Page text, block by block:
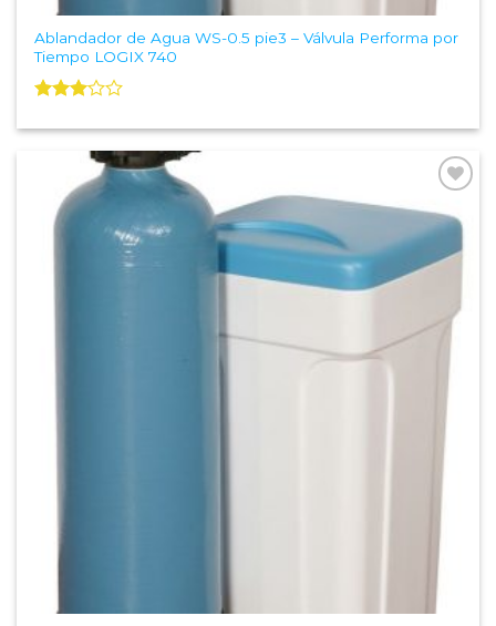
Ablandador de Agua WS-0.5 pie3 – Válvula Performa por
Tiempo LOGIX 740
con
Wishlist